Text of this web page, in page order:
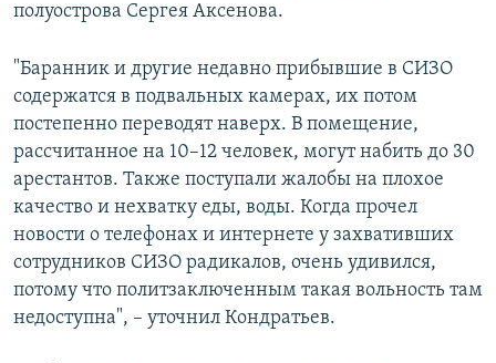
полуострова Сергея Аксенова.
"Баранник и другие недавно прибывшие в СИЗО
содержатся в подвальных камерах, их потом
постепенно переводят наверх. В помещение,
рассчитанное на 10–12 человек, могут набить до 30
арестантов. Также поступали жалобы на плохое
качество и нехватку еды, воды. Когда прочел
новости о телефонах и интернете у захвативших
сотрудников СИЗО радикалов, очень удивился,
потому что политзаключенным такая вольность там
недоступна", – уточнил Кондратьев.